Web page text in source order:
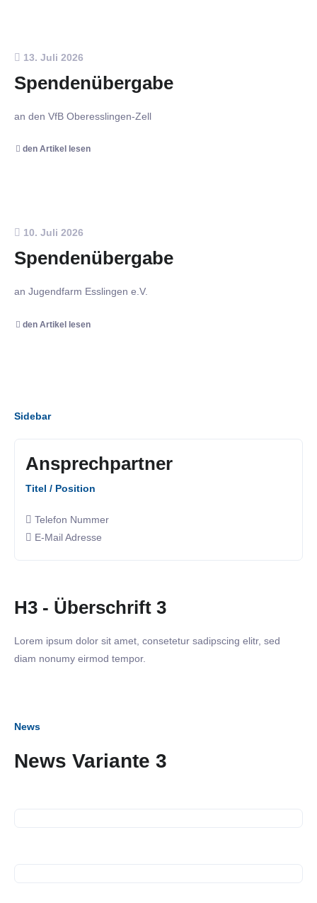
13. Juli 2026
Spendenübergabe
an den VfB Oberesslingen-Zell
den Artikel lesen
10. Juli 2026
Spendenübergabe
an Jugendfarm Esslingen e.V.
den Artikel lesen
Sidebar
Ansprechpartner
Titel / Position
Telefon Nummer
E-Mail Adresse
H3 - Überschrift 3
Lorem ipsum dolor sit amet, consetetur sadipscing elitr, sed
diam nonumy eirmod tempor.
News
News Variante 3